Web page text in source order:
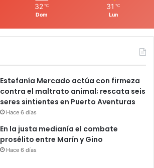
32 ℃
Dom
31 ℃
Lun
Estefanía Mercado actúa con firmeza
contra el maltrato animal; rescata seis
seres sintientes en Puerto Aventuras
Hace 6 días
En la justa medianía el combate
prosélito entre Marín y Gino
Hace 6 días